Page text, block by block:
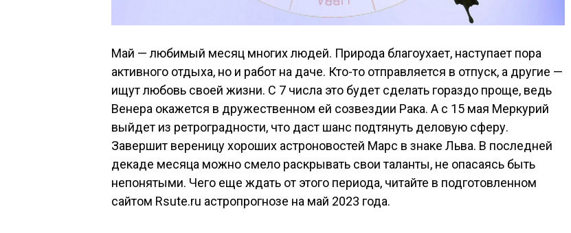
Май — любимый месяц многих людей. Природа благоухает, наступает пора
активного отдыха, но и работ на даче. Кто-то отправляется в отпуск, а другие —
ищут любовь своей жизни. С 7 числа это будет сделать гораздо проще, ведь
Венера окажется в дружественном ей созвездии Рака. А с 15 мая Меркурий
выйдет из ретроградности, что даст шанс подтянуть деловую сферу.
Завершит вереницу хороших астроновостей Марс в знаке Льва. В последней
декаде месяца можно смело раскрывать свои таланты, не опасаясь быть
непонятыми. Чего еще ждать от этого периода, читайте в подготовленном
сайтом Rsute.ru астропрогнозе на май 2023 года.